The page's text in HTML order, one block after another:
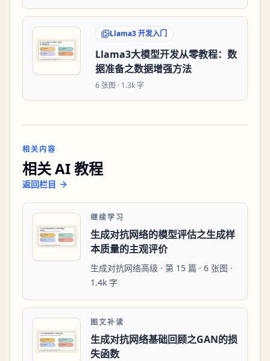
Llama3 开发入门
Llama3大模型开发从零教程：数
据准备之数据增强方法
6 张图 · 1.3k 字
相关内容
相关 AI 教程
返回栏目
继续学习
生成对抗网络的模型评估之生成样
本质量的主观评价
生成对抗网络高级 · 第 15 篇 · 6 张图 ·
1.4k 字
图文补读
生成对抗网络基础回顾之GAN的损
失函数